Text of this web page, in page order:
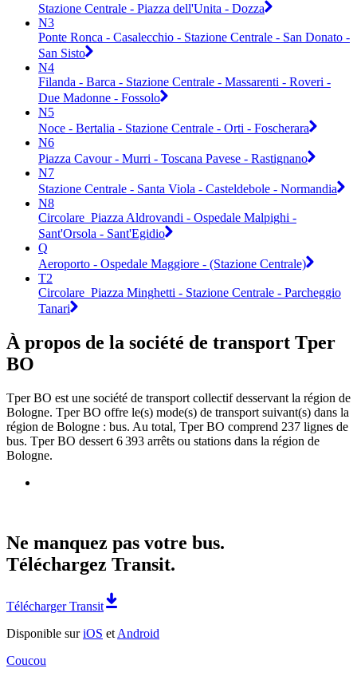
Stazione Centrale - Piazza dell'Unita - Dozza
N3
Ponte Ronca - Casalecchio - Stazione Centrale - San Donato -
San Sisto
N4
Filanda - Barca - Stazione Centrale - Massarenti - Roveri -
Due Madonne - Fossolo
N5
Noce - Bertalia - Stazione Centrale - Orti - Foscherara
N6
Piazza Cavour - Murri - Toscana Pavese - Rastignano
N7
Stazione Centrale - Santa Viola - Casteldebole - Normandia
N8
Circolare_Piazza Aldrovandi - Ospedale Malpighi -
Sant'Orsola - Sant'Egidio
Q
Aeroporto - Ospedale Maggiore - (Stazione Centrale)
T2
Circolare_Piazza Minghetti - Stazione Centrale - Parcheggio
Tanari
À propos de la société de transport Tper
BO
Tper BO est une société de transport collectif desservant la région de
Bologne. Tper BO offre le(s) mode(s) de transport suivant(s) dans la
région de Bologne : bus. Au total, Tper BO comprend 237 lignes de
bus. Tper BO dessert 6 393 arrêts ou stations dans la région de
Bologne.
Ne manquez pas votre bus.
Téléchargez Transit.
Télécharger Transit
Disponible suriOS et Android
Coucou